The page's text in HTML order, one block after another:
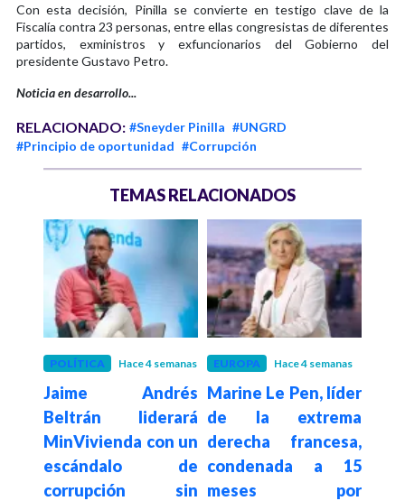
Con esta decisión, Pinilla se convierte en testigo clave de la
Fiscalía contra 23 personas, entre ellas congresistas de diferentes
partidos, exministros y exfuncionarios del Gobierno del
presidente Gustavo Petro.
Noticia en desarrollo...
RELACIONADO: #Sneyder Pinilla #UNGRD
#Principio de oportunidad #Corrupción
TEMAS RELACIONADOS
POLÍTICA Hace 4 semanas
Jaime Andrés
Beltrán liderará
MinVivienda con un
escándalo de
corrupción sin
EUROPA Hace 4 semanas
Marine Le Pen, líder
de la extrema
derecha francesa,
condenada a 15
meses por